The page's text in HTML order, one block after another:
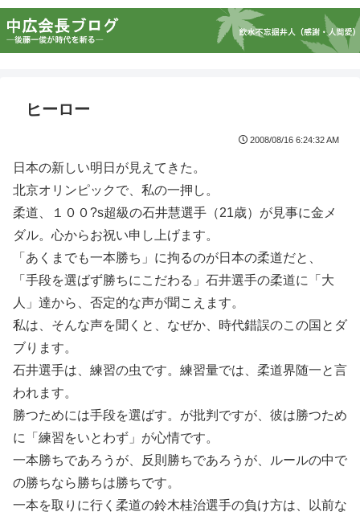
ヒーロー
2008/08/16 6:24:32 AM
日本の新しい明日が見えてきた。
北京オリンピックで、私の一押し。
柔道、１００?s超級の石井慧選手（21歳）が見事に金メ
ダル。心からお祝い申し上げます。
「あくまでも一本勝ち」に拘るのが日本の柔道だと、
「手段を選ばず勝ちにこだわる」石井選手の柔道に「大
人」達から、否定的な声が聞こえます。
私は、そんな声を聞くと、なぜか、時代錯誤のこの国とダ
ブります。
石井選手は、練習の虫です。練習量では、柔道界随一と言
われます。
勝つためには手段を選ばす。が批判ですが、彼は勝つため
に「練習をいとわず」が心情です。
一本勝ちであろうが、反則勝ちであろうが、ルールの中で
の勝ちなら勝ちは勝ちです。
一本を取りに行く柔道の鈴木桂治選手の負け方は、以前な